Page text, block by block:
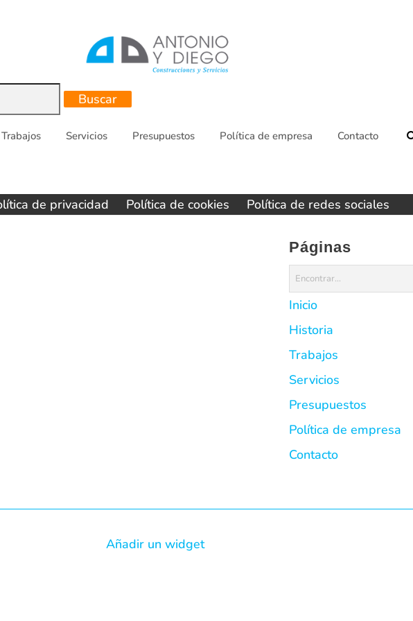
Trabajos Servicios Presupuestos Política de empresa Contacto
de privacidad Política de cookies Política de redes sociales
Páginas
Inicio
Historia
Trabajos
Servicios
Presupuestos
Política de empresa
Contacto
Añadir un widget